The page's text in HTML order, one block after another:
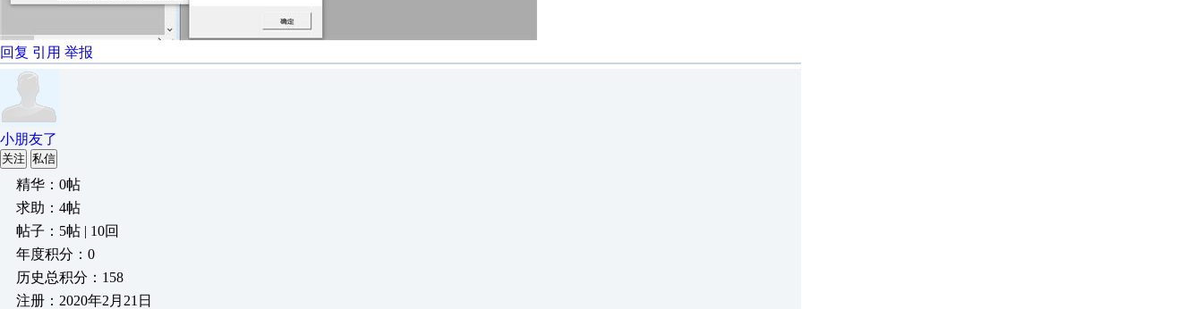
回复 引用 举报
小朋友了
关注 私信
精华：0帖
求助：4帖
帖子：5帖 | 10回
年度积分：0
历史总积分：158
注册：2020年2月21日